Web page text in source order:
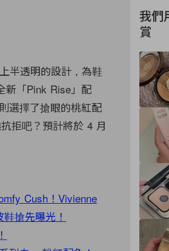
半透明的設計，為鞋
新「Pink Rise」配
選擇了搶眼的桃紅配
拒吧？預計將於 4 月
Cush！Vivienne
搶先曝光！
我們
賞